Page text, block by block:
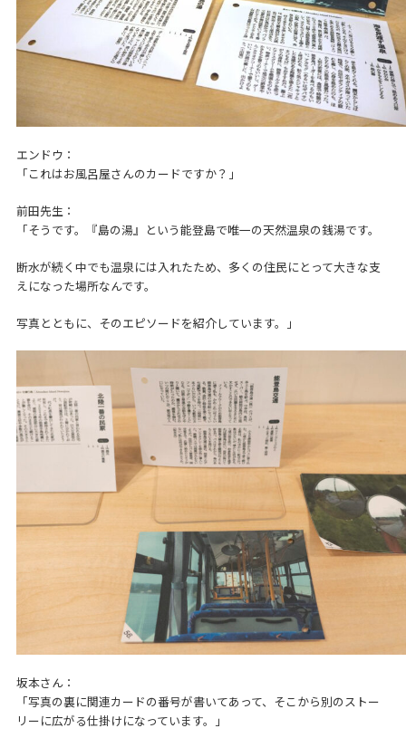
エンドウ：
「これはお風呂屋さんのカードですか？」
前田先生：
「そうです。『島の湯』という能登島で唯一の天然温泉の銭湯です。
断水が続く中でも温泉には入れたため、多くの住民にとって大きな支
えになった場所なんです。
写真とともに、そのエピソードを紹介しています。」
坂本さん：
「写真の裏に関連カードの番号が書いてあって、そこから別のストー
リーに広がる仕掛けになっています。」